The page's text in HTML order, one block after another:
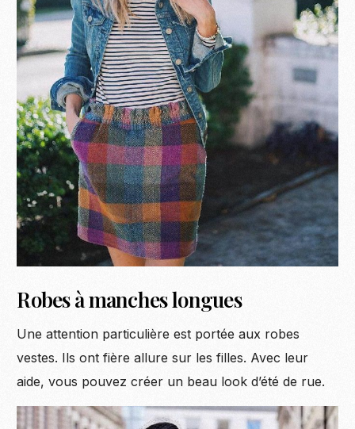
Robes à manches longues
Une attention particulière est portée aux robes
vestes. Ils ont fière allure sur les filles. Avec leur
aide, vous pouvez créer un beau look d’été de rue.